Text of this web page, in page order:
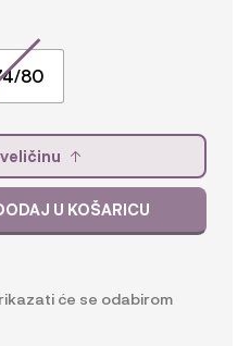
80
U KOŠARICU
će se odabirom